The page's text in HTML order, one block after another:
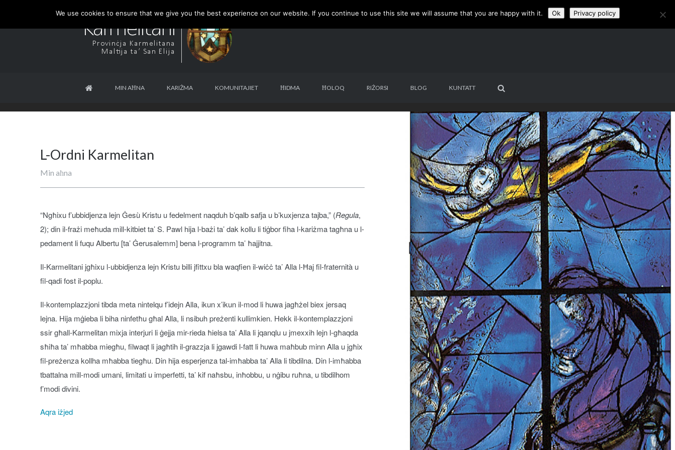
MIN AĦNA KARIŻMA KOMUNITAJIET ĦIDMA ĦOLOQ RIŻORSI BLOG KUNTATT
L-Ordni Karmelitan
Min aħna
“Ngħixu f’ubbidjenza lejn Ġesù Kristu u fedelment naqduh b’qalb safja u b’kuxjenza tajba,” (Regula,
2); din il-frażi meħuda mill-kitbiet ta’ S. Pawl hija l-bażi ta’ dak kollu li tiġbor fiha l-kariżma tagħna u l-
pedament li fuqu Albertu [ta’ Ġerusalemm] bena l-programm ta’ ħajjitna.
Il-Karmelitani jgħixu l-ubbidjenza lejn Kristu billi jfittxu bla waqfien il-wiċċ ta’ Alla l-Ħaj fil-fraternità u
fil-qadi fost il-poplu.
Il-kontemplazzjoni tibda meta nintelqu f’idejn Alla, ikun x’ikun il-mod li huwa jagħżel biex jersaq
lejna. Hija mġieba li biha ninfetħu għal Alla, li nsibuh preżenti kullimkien. Hekk il-kontemplazzjoni
ssir għall-Karmelitan mixja interjuri li ġejja mir-rieda ħielsa ta’ Alla li jqanqlu u jmexxih lejn l-għaqda
sħiħa ta’ mħabba miegħu, filwaqt li jagħtih il-grazzja li jgawdi l-fatt li huwa maħbub minn Alla u jgħix
fil-preżenza kollha mħabba tiegħu. Din hija esperjenza tal-imħabba ta’ Alla li tibdilna. Din l-imħabba
tbattalna mill-modi umani, limitati u imperfetti, ta’ kif naħsbu, inħobbu, u nġibu ruħna, u tibdilhom
f’modi divini.
Aqra iżjed
We use cookies to ensure that we give you the best experience on our website. If you continue to use this site we will assume that you are happy with it. Ok Privacy policy